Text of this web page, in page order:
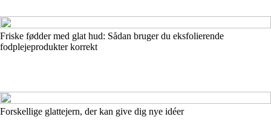
Friske fødder med glat hud: Sådan bruger du eksfolierende
fodplejeprodukter korrekt
Forskellige glattejern, der kan give dig nye idéer